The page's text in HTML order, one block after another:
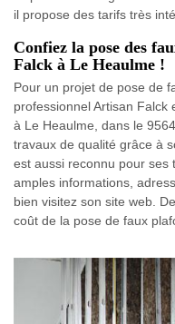
il propose des tarifs très
Confiez la pose des
Falck à Le Heaulme !
Pour un projet de pose de
professionnel Artisan
à Le Heaulme, dans le
travaux de qualité grâce à
est aussi reconnu pour ses
amples informations,
bien visitez son site web.
coût de la pose de faux